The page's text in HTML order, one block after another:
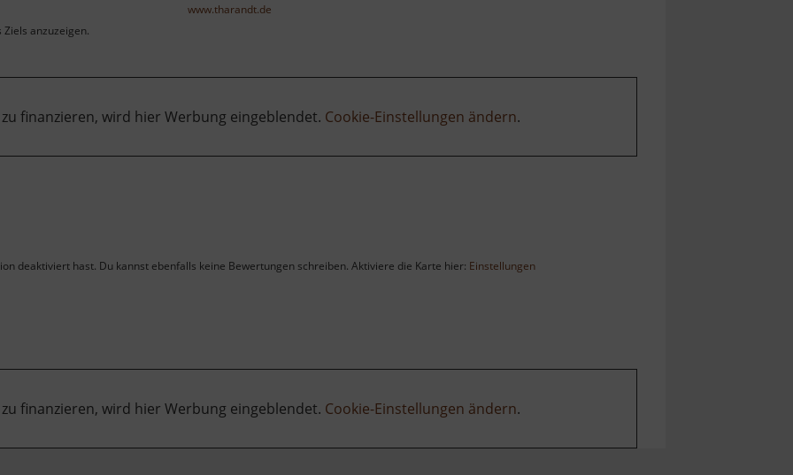
anzuzeigen.
www.tharandt.de
finanzieren, wird hier Werbung eingeblendet. Cookie-Einstellungen ändern.
deaktiviert hast. Du kannst ebenfalls keine Bewertungen schreiben. Aktiviere die Karte hier: Einstellungen
finanzieren, wird hier Werbung eingeblendet. Cookie-Einstellungen ändern.